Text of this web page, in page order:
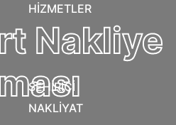
HİZMETLER
ŞEHİRİÇİ
NAKLİYAT
Nakliye